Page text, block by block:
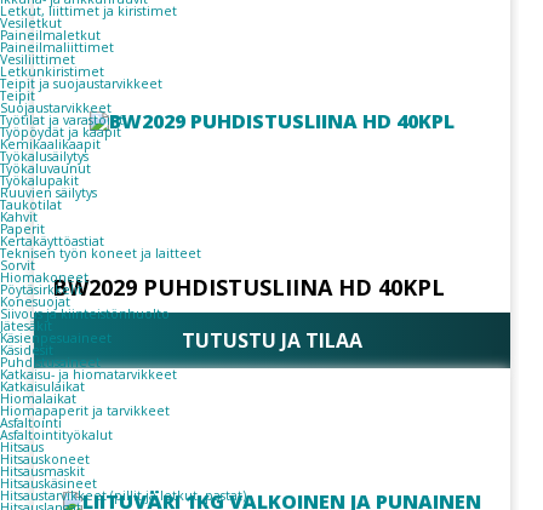
Letkut, liittimet ja kiristimet
Vesiletkut
Paineilmaletkut
Paineilmaliittimet
Vesiliittimet
Letkunkiristimet
Teipit ja suojaustarvikkeet
Teipit
Suojaustarvikkeet
Työtilat ja varastointi
Työpöydät ja kaapit
Kemikaalikaapit
Työkalusäilytys
Työkaluvaunut
Työkalupakit
Ruuvien säilytys
Taukotilat
Kahvit
Paperit
Kertakäyttöastiat
Teknisen työn koneet ja laitteet
Sorvit
Hiomakoneet
Pöytäsirkkelit
Konesuojat
Siivous ja kiinteistönhuolto
Jätesäkit
Käsienpesuaineet
Käsidesit
Puhdistusaineet
Katkaisu- ja hiomatarvikkeet
Katkaisulaikat
Hiomalaikat
Hiomapaperit ja tarvikkeet
Asfaltointi
Asfaltointityökalut
Hitsaus
Hitsauskoneet
Hitsausmaskit
Hitsauskäsineet
Hitsaustarvikkeet (pillit ja letkut, pastat)
BW2029 PUHDISTUSLIINA HD 40KPL
TUTUSTU JA TILAA